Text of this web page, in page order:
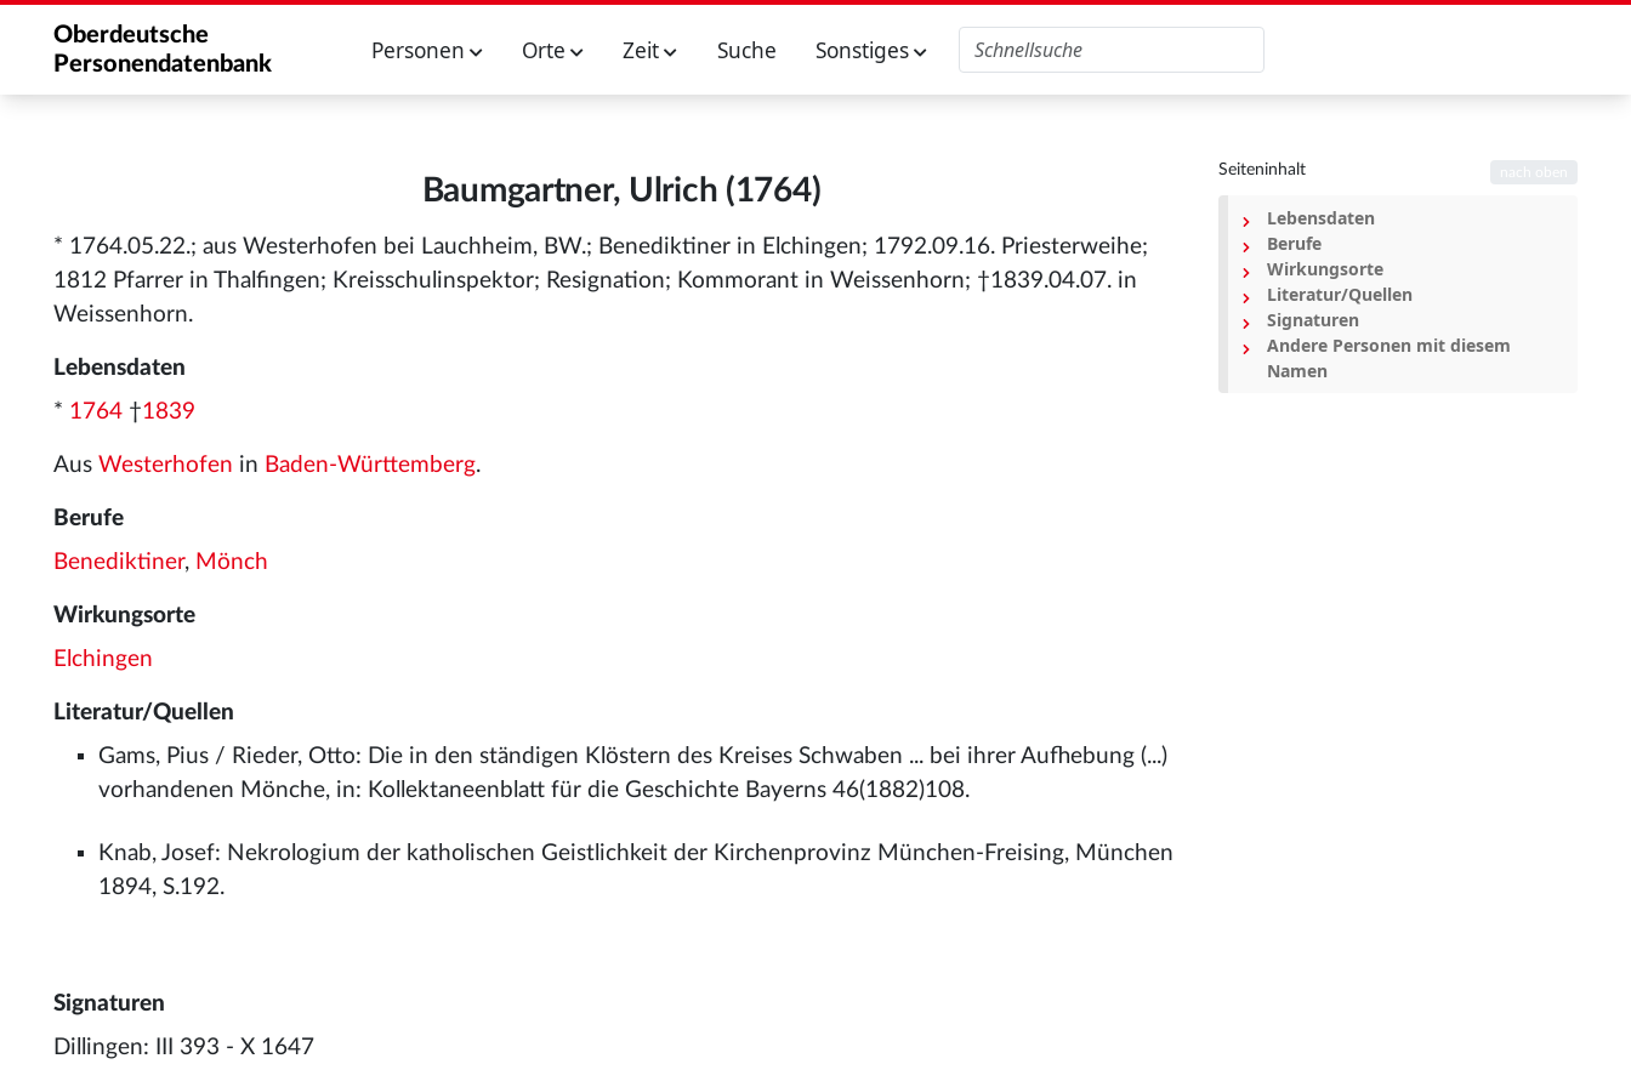
Oberdeutsche
Personendatenbank
Personen Orte Zeit Suche Sonstiges
Baumgartner, Ulrich (1764)
* 1764.05.22.; aus Westerhofen bei Lauchheim, BW.; Benediktiner in Elchingen; 1792.09.16. Priesterweihe;
1812 Pfarrer in Thalfingen; Kreisschulinspektor; Resignation; Kommorant in Weissenhorn; †1839.04.07. in
Weissenhorn.
Lebensdaten
* 1764 †1839
Aus Westerhofen in Baden-Württemberg.
Berufe
Benediktiner, Mönch
Wirkungsorte
Elchingen
Literatur/Quellen
Gams, Pius / Rieder, Otto: Die in den ständigen Klöstern des Kreises Schwaben ... bei ihrer Aufhebung (...)
vorhandenen Mönche, in: Kollektaneenblatt für die Geschichte Bayerns 46(1882)108.
Knab, Josef: Nekrologium der katholischen Geistlichkeit der Kirchenprovinz München-Freising, München
1894, S.192.
Signaturen
Dillingen: III 393 - X 1647
Seiteninhalt
Lebensdaten
Berufe
Wirkungsorte
Literatur/Quellen
Signaturen
Andere Personen mit diesem
Namen